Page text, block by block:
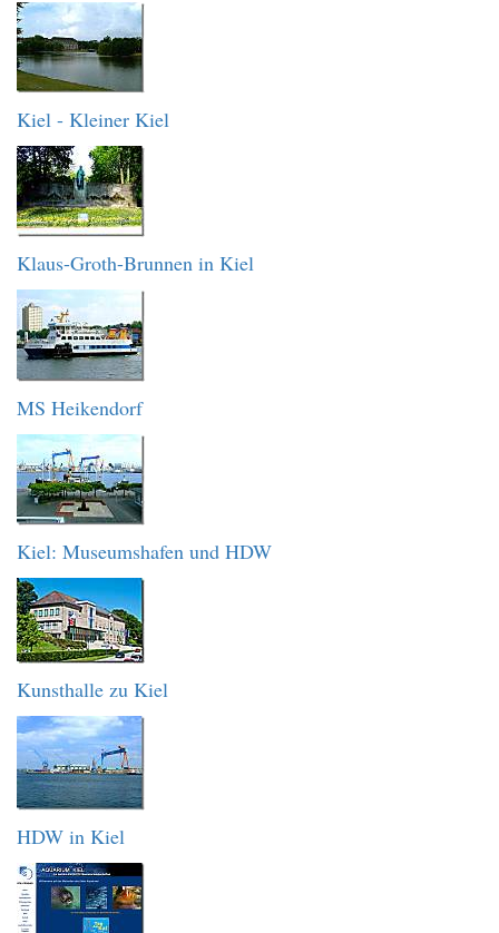
Kiel - Kleiner Kiel
Klaus-Groth-Brunnen in Kiel
MS Heikendorf
Kiel: Museumshafen und HDW
Kunsthalle zu Kiel
HDW in Kiel